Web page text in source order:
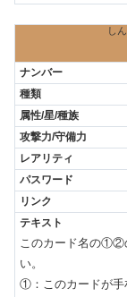
し
このカード名の①②
い。
①：このカードが手